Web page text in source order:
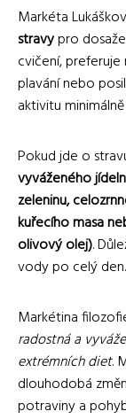
Markéta
stravypro
cvičení,
plavání nebo
aktivitu
Pokud jde o
vyváženého
zeleninu,
kuřecího masa
olivový olej).
vody po celý den.
Markétina
radostná a
extrémních diet.
dlouhodobá
potraviny a